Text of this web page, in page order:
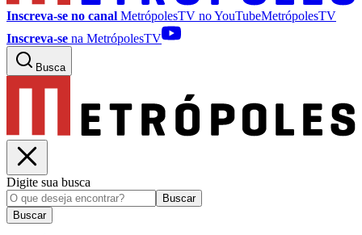
Inscreva-se no canal MetrópolesTV noYouTubeMetrópolesTV
Inscreva-se na MetrópolesTV
Busca
Digite sua busca
Buscar
Buscar